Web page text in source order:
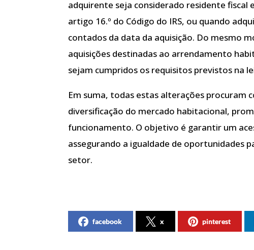
adquirente seja considerado residente
artigo 16.º do Código do IRS, ou quando
contados da data da aquisição. Do mesmo
aquisições destinadas ao arrendamento
sejam cumpridos os requisitos previstos na
Em suma, todas estas alterações procuram
diversificação do mercado habitacional,
funcionamento. O objetivo é garantir um
assegurando a igualdade de oportunidades
setor.
facebook x pinterest